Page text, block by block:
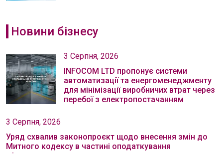
Новини бізнесу
3 Серпня, 2026
INFOCOM LTD пропонує системи
автоматизації та енергоменеджменту
для мінімізації виробничих втрат через
перебої з електропостачанням
3 Серпня, 2026
Уряд схвалив законопроєкт щодо внесення змін до
Митного кодексу в частині оподаткування